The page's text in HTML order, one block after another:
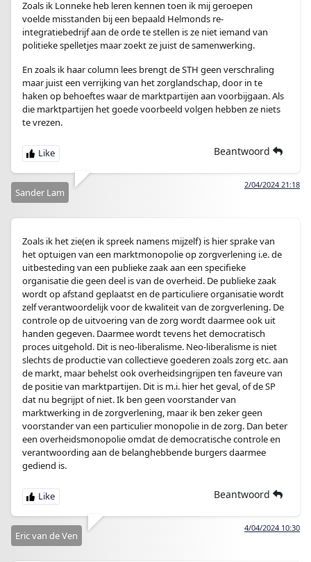
Zoals ik Lonneke heb leren kennen toen ik mij geroepen
voelde misstanden bij een bepaald Helmonds re-
integratiebedrijf aan de orde te stellen is ze niet iemand van
politieke spelletjes maar zoekt ze juist de samenwerking.
En zoals ik haar column lees brengt de STH geen verschraling
maar juist een verrijking van het zorglandschap, door in te
haken op behoeftes waar de marktpartijen aan voorbijgaan. Als
die marktpartijen het goede voorbeeld volgen hebben ze niets
te vrezen.
Beantwoord
2/04/2024 21:18
Sander Lam
Zoals ik het zie(en ik spreek namens mijzelf) is hier sprake van
het optuigen van een marktmonopolie op zorgverlening i.e. de
uitbesteding van een publieke zaak aan een specifieke
organisatie die geen deel is van de overheid. De publieke zaak
wordt op afstand geplaatst en de particuliere organisatie wordt
zelf verantwoordelijk voor de kwaliteit van de zorgverlening. De
controle op de uitvoering van de zorg wordt daarmee ook uit
handen gegeven. Daarmee wordt tevens het democratisch
proces uitgehold. Dit is neo-liberalisme. Neo-liberalisme is niet
slechts de productie van collectieve goederen zoals zorg etc. aan
de markt, maar behelst ook overheidsingrijpen ten faveure van
de positie van marktpartijen. Dit is m.i. hier het geval, of de SP
dat nu begrijpt of niet. Ik ben geen voorstander van
marktwerking in de zorgverlening, maar ik ben zeker geen
voorstander van een particulier monopolie in de zorg. Dan beter
een overheidsmonopolie omdat de democratische controle en
verantwoording aan de belanghebbende burgers daarmee
gediend is.
Beantwoord
4/04/2024 10:30
Eric van de Ven